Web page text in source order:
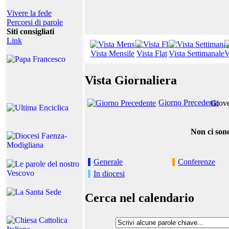
Vivere la fede
Percorsi di parole
Siti consigliati
Link
Vista Mensile Vista FlatVista Settimanale
Vista Giornaliera
Giorno Precedente
Non ci
Generale
Conferenze
In diocesi
Cerca nel calendario